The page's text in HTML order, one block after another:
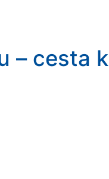
– cesta k